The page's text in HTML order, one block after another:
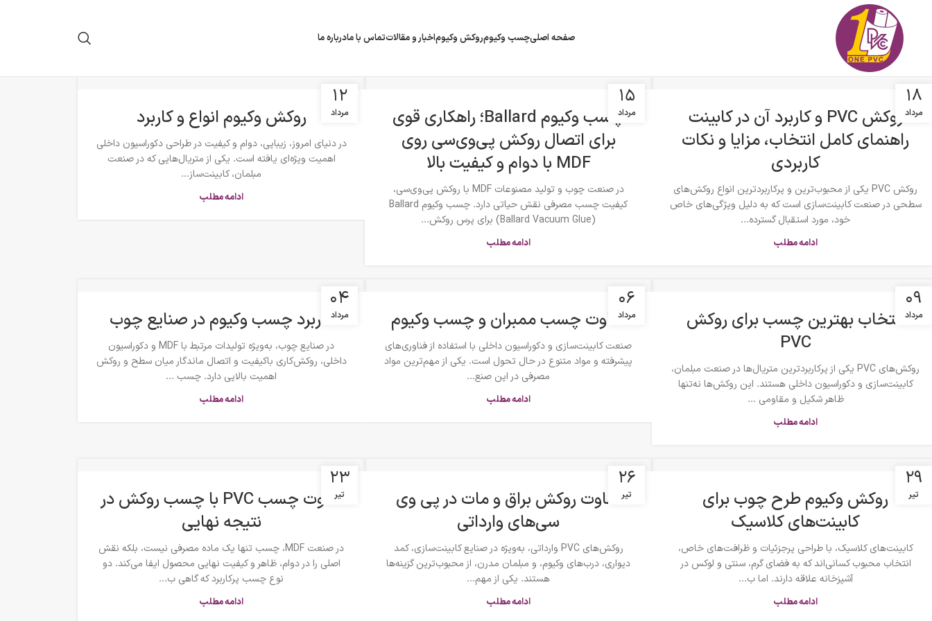
صفحه اصلیچسب وکیومروکش وکیوماخبار و مقالاتتماس با مادرباره ما
۱۸
مرداد
روکش PVC و کاربرد آن در کابینت
راهنمای کامل انتخاب، مزایا و نکات
کاربردی
روکش PVC یکی از محبوب‌ترین و پرکاربردترین انواع روکش‌های
سطحی در صنعت کابینت‌سازی است که به دلیل ویژگی‌های خاص
خود، مورد استقبال گسترده...
ادامه مطلب
۱۵
مرداد
چسب وکیوم Ballard؛ راهکاری قوی
برای اتصال روکش‌ پی‌وی‌سی روی
MDF با دوام و کیفیت بالا
در صنعت چوب و تولید مصنوعات MDF با روکش پی‌وی‌سی،
کیفیت چسب مصرفی نقش حیاتی دارد. چسب وکیوم Ballard
(Ballard Vacuum Glue) برای پرس روکش...
ادامه مطلب
۱۲
مرداد روکش وکیوم انواع و کاربرد
در دنیای امروز، زیبایی، دوام و کیفیت در طراحی دکوراسیون داخلی
اهمیت ویژه‌ای یافته است. یکی از متریال‌هایی که در صنعت
مبلمان، کابینت‌ساز...
ادامه مطلب
۰۹
مرداد
انتخاب بهترین چسب برای روکش
PVC
روکش‌های PVC یکی از پرکاربردترین متریال‌ها در صنعت مبلمان،
کابینت‌سازی و دکوراسیون داخلی هستند. این روکش‌ها نه‌تنها
ظاهر شکیل و مقاومی ...
ادامه مطلب
۰۶
مردادتفاوت چسب ممبران و چسب وکیوم
صنعت کابینت‌سازی و دکوراسیون داخلی با استفاده از فناوری‌های
پیشرفته و مواد متنوع در حال تحول است. یکی از مهم‌ترین مواد
مصرفی در این صنع...
ادامه مطلب
۰۴
مردادکاربرد چسب وکیوم در صنایع چوب
در صنایع چوب، به‌ویژه تولیدات مرتبط با MDF و دکوراسیون
داخلی، روکش‌کاری باکیفیت و اتصال ماندگار میان سطح و روکش
اهمیت بالایی دارد. چسب ...
ادامه مطلب
۲۹
تیر
روکش وکیوم طرح چوب برای
کابینت‌های کلاسیک
کابینت‌های کلاسیک، با طراحی پرجزئیات و ظرافت‌های خاص،
انتخاب محبوب کسانی‌اند که به فضای گرم، سنتی و لوکس در
آشپزخانه علاقه دارند. اما ب...
ادامه مطلب
۲۶
تیر
تفاوت روکش براق و مات در پی وی
سی‌های وارداتی
روکش‌های PVC وارداتی، به‌ویژه در صنایع کابینت‌سازی، کمد
دیواری، درب‌های وکیوم، و مبلمان مدرن، از محبوب‌ترین گزینه‌ها
هستند. یکی از مهم‌...
ادامه مطلب
۲۳
تیر
تفاوت چسب PVC با چسب روکش در
نتیجه نهایی
در صنعت MDF، چسب تنها یک ماده مصرفی نیست، بلکه نقش
اصلی را در دوام، ظاهر و کیفیت نهایی محصول ایفا می‌کند. دو
نوع چسب پرکاربرد که گاهی ب...
ادامه مطلب